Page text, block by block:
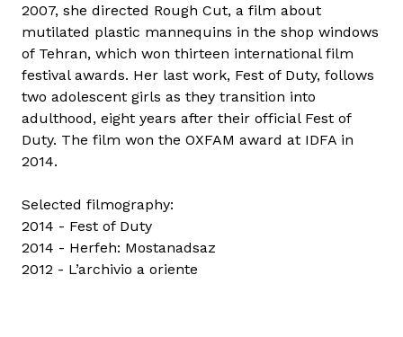
2007, she directed Rough Cut, a film about
mutilated plastic mannequins in the shop windows
of Tehran, which won thirteen international film
festival awards. Her last work, Fest of Duty, follows
two adolescent girls as they transition into
adulthood, eight years after their official Fest of
Duty. The film won the OXFAM award at IDFA in
2014.
Selected filmography:
2014 - Fest of Duty
2014 - Herfeh: Mostanadsaz
2012 - L’archivio a oriente